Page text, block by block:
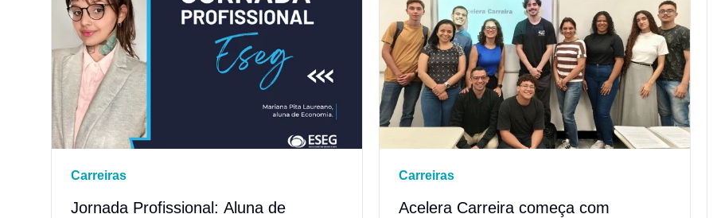
Carreiras
Jornada Profissional: Aluna de
Carreiras
Acelera Carreira começa com